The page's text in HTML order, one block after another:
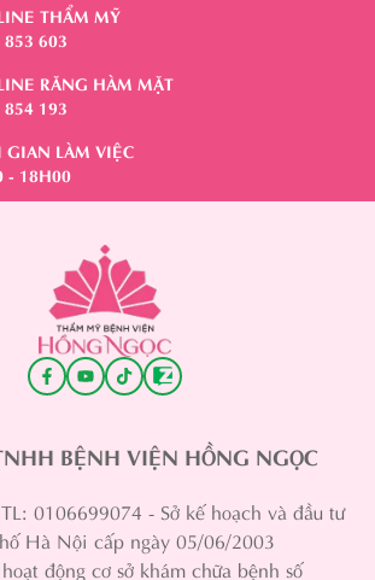
THẨM MỸ
603
RĂNG HÀM MẶT
193
GIAN LÀM VIỆC
- 18H00
BỆNH VIỆN HỒNG NGỌC
0106699074 - Sở kế hoạch và đầu tư
Hà Nội cấp ngày 05/06/2003
động cơ sở khám chữa bệnh số